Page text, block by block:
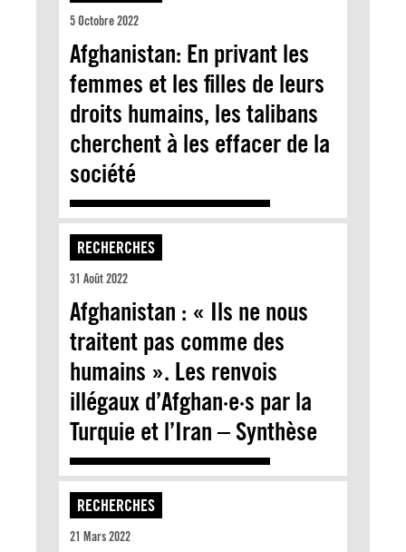
5 Octobre 2022
Afghanistan: En privant les
femmes et les filles de leurs
droits humains, les talibans
cherchent à les effacer de la
société
RECHERCHES
31 Août 2022
Afghanistan : « Ils ne nous
traitent pas comme des
humains ». Les renvois
illégaux d’Afghan·e·s par la
Turquie et l’Iran – Synthèse
RECHERCHES
21 Mars 2022